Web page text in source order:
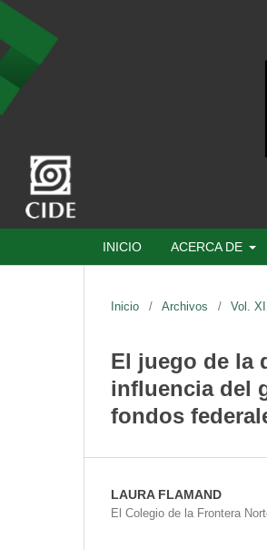
INICIO ACERCA DE
Inicio / Archivos / Vol.
El juego de la
influencia del
fondos
LAURA FLAMAND
El Colegio de la Frontera